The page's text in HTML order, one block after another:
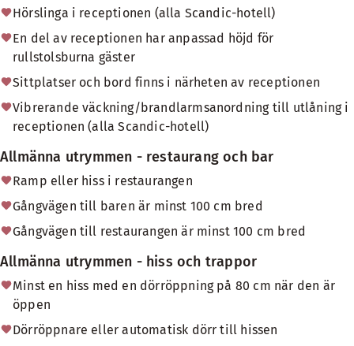
Hörslinga i receptionen (alla Scandic-hotell)
En del av receptionen har anpassad höjd för
rullstolsburna gäster
Sittplatser och bord finns i närheten av receptionen
Vibrerande väckning/brandlarmsanordning till utlåning i
receptionen (alla Scandic-hotell)
Allmänna utrymmen - restaurang och bar
Ramp eller hiss i restaurangen
Gångvägen till baren är minst 100 cm bred
Gångvägen till restaurangen är minst 100 cm bred
Allmänna utrymmen - hiss och trappor
Minst en hiss med en dörröppning på 80 cm när den är
öppen
Dörröppnare eller automatisk dörr till hissen